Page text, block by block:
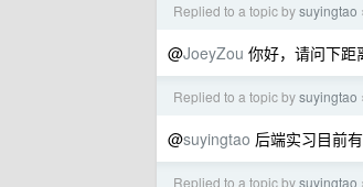
Replied to a topic bysuyingtao ›
@JoeyZou 你好，请问下距
Replied to a topic bysuyingtao ›
@suyingtao 后端实习目前
Replied to a topic bysuyingtao ›